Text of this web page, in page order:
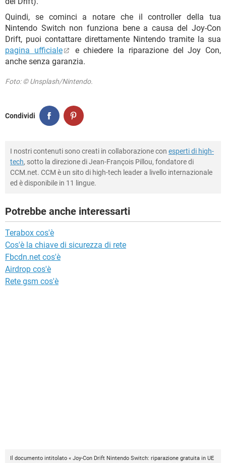
Quindi, se cominci a notare che il controller della tua
Nintendo Switch non funziona bene a causa del Joy-Con
Drift, puoi contattare direttamente Nintendo tramite la sua
pagina ufficiale
e chiedere la riparazione del Joy Con,
anche senza garanzia.
Foto: © Unsplash/Nintendo.
Condividi
I nostri contenuti sono creati in collaborazione con esperti di high-
tech, sotto la direzione di Jean-François Pillou, fondatore di
CCM.net. CCM è un sito di high-tech leader a livello internazionale
ed è disponibile in 11 lingue.
Potrebbe anche interessarti
Terabox cos'è
Cos'è la chiave di sicurezza di rete
Fbcdn.net cos'è
Airdrop cos'è
Rete gsm cos'è
Il documento intitolato « Joy-Con Drift Nintendo Switch: riparazione gratuita in UE